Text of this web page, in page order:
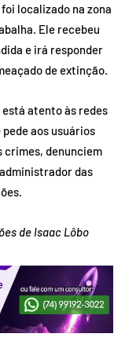
localizado na zona
Ele recebeu
e irá responder
de extinção.
está atento às redes
aos usuários
crimes, denunciem
das
de Isaac Lôbo